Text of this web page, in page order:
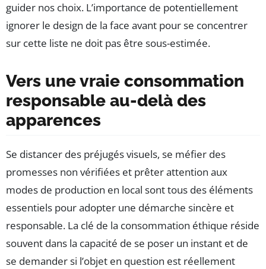
guider nos choix. L’importance de potentiellement
ignorer le design de la face avant pour se concentrer
sur cette liste ne doit pas être sous-estimée.
Vers une vraie consommation
responsable au-delà des
apparences
Se distancer des préjugés visuels, se méfier des
promesses non vérifiées et prêter attention aux
modes de production en local sont tous des éléments
essentiels pour adopter une démarche sincère et
responsable. La clé de la consommation éthique réside
souvent dans la capacité de se poser un instant et de
se demander si l’objet en question est réellement